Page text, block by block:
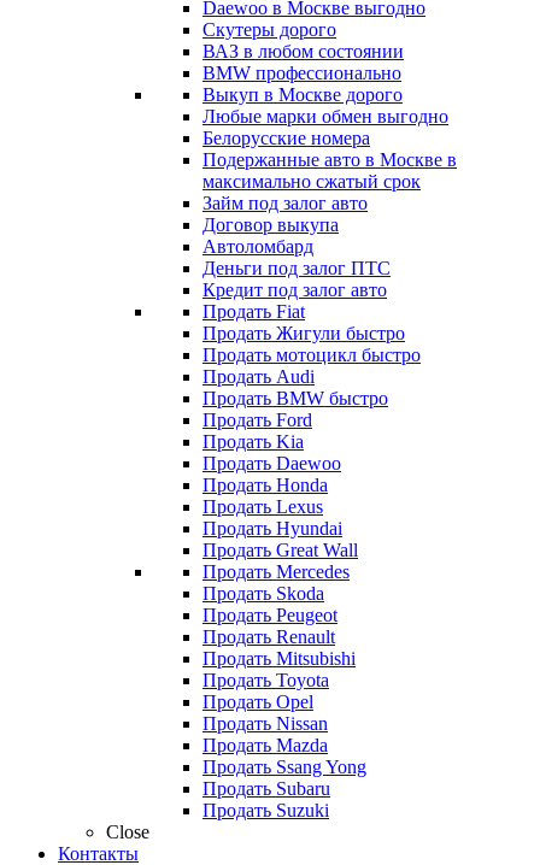
Daewoo в Москве выгодно
Скутеры дорого
ВАЗ в любом состоянии
BMW профессионально
Выкуп в Москве дорого
Любые марки обмен выгодно
Белорусские номера
Подержанные авто в Москве в
максимально сжатый срок
Займ под залог авто
Договор выкупа
Автоломбард
Деньги под залог ПТС
Кредит под залог авто
Продать Fiat
Продать Жигули быстро
Продать мотоцикл быстро
Продать Audi
Продать BMW быстро
Продать Ford
Продать Kia
Продать Daewoo
Продать Honda
Продать Lexus
Продать Hyundai
Продать Great Wall
Продать Mercedes
Продать Skoda
Продать Peugeot
Продать Renault
Продать Mitsubishi
Продать Toyota
Продать Opel
Продать Nissan
Продать Mazda
Продать Ssang Yong
Продать Subaru
Продать Suzuki
Close
Контакты